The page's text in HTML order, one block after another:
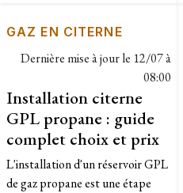
GAZ EN CITERNE
Dernière mise à jour le 12/07 à
08:00
Installation citerne
GPL propane : guide
complet choix et prix
L'installation d'un réservoir GPL
de gaz propane est une étape